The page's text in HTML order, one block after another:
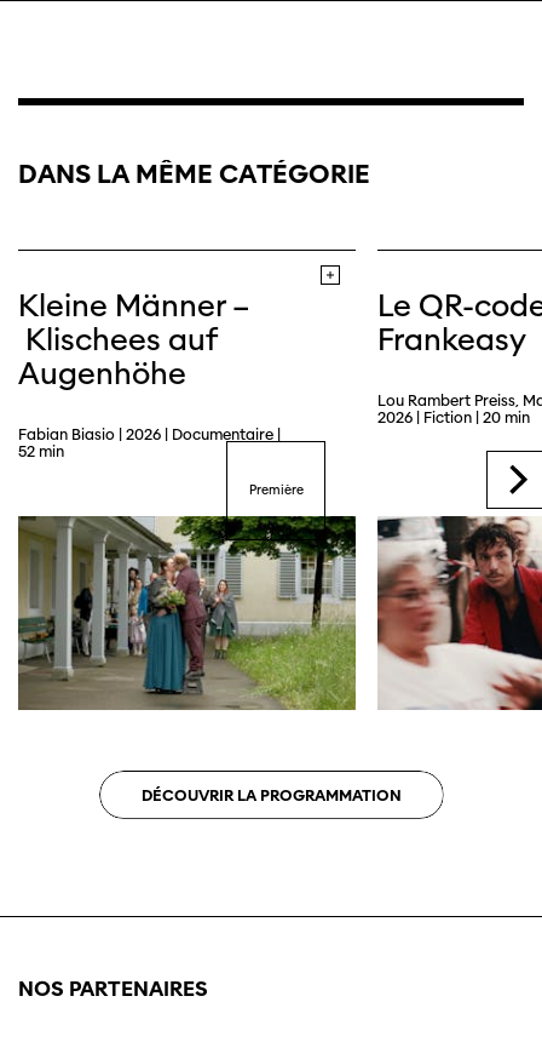
DANS LA MÊME CATÉGORIE
DÉCOUVRIR LA PROGRAMMATION
Kleine Männer –
Klischees auf
Augenhöhe
Fabian Biasio | 2026 | Documentaire |
52 min
Première
Le QR-
Frankeasy
Lou Rambert Preiss,
2026 | Fiction | 20 min
NOS PARTENAIRES